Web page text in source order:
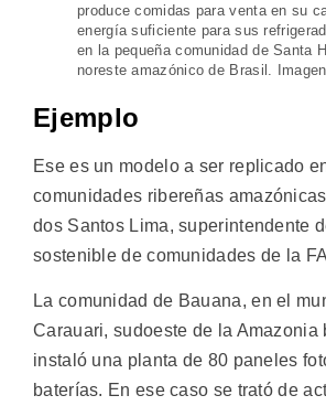
produce comidas para venta en su
energía suficiente para sus
en la pequeña comunidad de Santa
noreste amazónico de Brasil.
Ejemplo
Ese es un modelo a ser replicado
comunidades ribereñas
dos Santos Lima, superintendente
sostenible de comunidades de la
La comunidad de Bauana, en el
Carauari, sudoeste de la Amazonia
instaló una planta de 80 paneles
baterías. En ese caso se trató de